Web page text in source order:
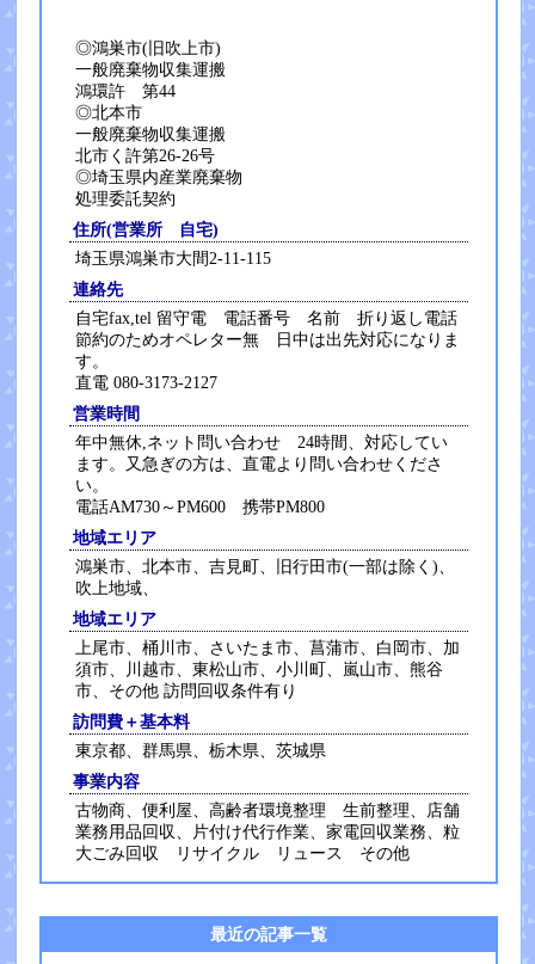
◎鴻巣市(旧吹上市)
一般廃棄物収集運搬
鴻環許 第44
◎北本市
一般廃棄物収集運搬
北市く許第26-26号
◎埼玉県内産業廃棄物
処理委託契約
住所(営業所 自宅)
埼玉県鴻巣市大間2-11-115
連絡先
自宅fax,tel 留守電 電話番号 名前 折り返し電話
節約のためオペレター無 日中は出先対応になりま
す。
直電 080-3173-2127
営業時間
年中無休,ネット問い合わせ 24時間、対応してい
ます。又急ぎの方は、直電より問い合わせくださ
い。
電話AM730～PM600 携帯PM800
地域エリア
鴻巣市、北本市、吉見町、旧行田市(一部は除く)、
吹上地域、
地域エリア
上尾市、桶川市、さいたま市、菖蒲市、白岡市、加
須市、川越市、東松山市、小川町、嵐山市、熊谷
市、その他 訪問回収条件有り
訪問費＋基本料
東京都、群馬県、栃木県、茨城県
事業内容
古物商、便利屋、高齢者環境整理 生前整理、店舗
業務用品回収、片付け代行作業、家電回収業務、粒
大ごみ回収 リサイクル リュース その他
最近の記事一覧